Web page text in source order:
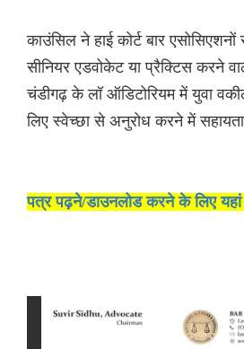
काउंसिल ने हाई कोर्ट बार
सीनियर एडवोकेट या प्रैक्टिस करने
चंडीगढ़ के लॉ ऑडिटोरियम में युवा
लिए स्वेच्छा से अनुरोध करने में
पत्र पढ़ने/डाउनलोड करने के लिए